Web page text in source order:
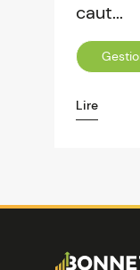
caut...
Lire
Image